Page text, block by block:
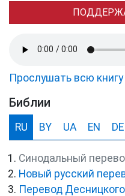
Прослушать всю книгу
Библии
RU BY UA EN DE
Синодальный
Новый русский
Перевод Десницкого